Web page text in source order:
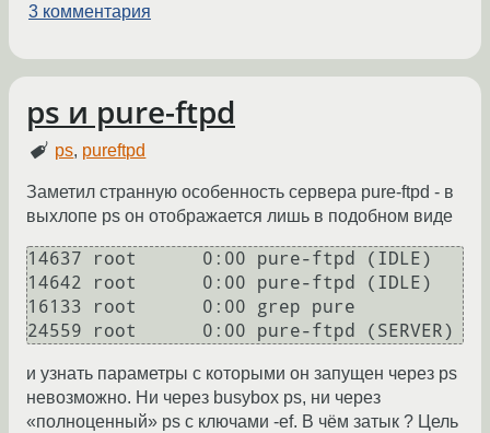
3 комментария
ps и pure-ftpd
ps, pureftpd
Заметил странную особенность сервера pure-ftpd - в
выхлопе ps он отображается лишь в подобном виде
14637 root      0:00 pure-ftpd (IDLE)
14642 root      0:00 pure-ftpd (IDLE)
16133 root      0:00 grep pure
24559 root      0:00 pure-ftpd (SERVER)
и узнать параметры с которыми он запущен через ps
невозможно. Ни через busybox ps, ни через
«полноценный» ps с ключами -ef. В чём затык ? Цель